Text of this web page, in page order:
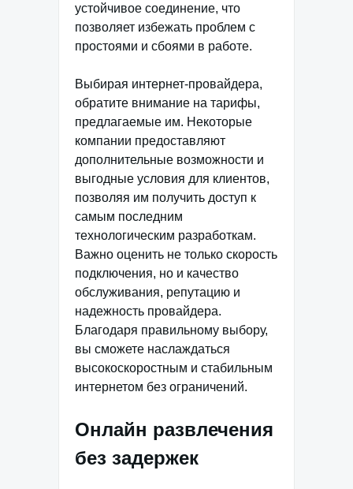
устойчивое соединение, что
позволяет избежать проблем с
простоями и сбоями в работе.
Выбирая интернет-провайдера,
обратите внимание на тарифы,
предлагаемые им. Некоторые
компании предоставляют
дополнительные возможности и
выгодные условия для клиентов,
позволяя им получить доступ к
самым последним
технологическим разработкам.
Важно оценить не только скорость
подключения, но и качество
обслуживания, репутацию и
надежность провайдера.
Благодаря правильному выбору,
вы сможете наслаждаться
высокоскоростным и стабильным
интернетом без ограничений.
Онлайн развлечения
без задержек